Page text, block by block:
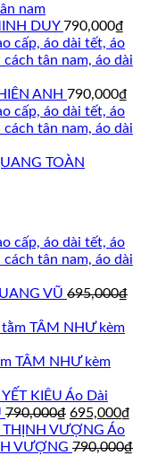
DUY 790,000₫
ANH 790,000₫
TOÀN
VŨ 695,000₫
TÂM NHƯ kèm
Áo Dài
790,000₫ Giá
gốc
là:
695,000₫
tại
Áo
VƯỢNG 790,000₫